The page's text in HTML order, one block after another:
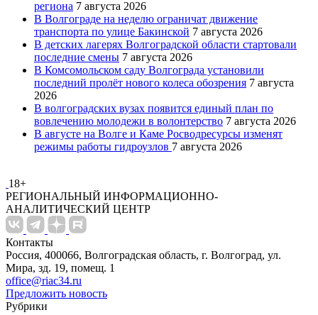
региона 7 августа 2026
В Волгограде на неделю ограничат движение
транспорта по улице Бакинской 7 августа 2026
В детских лагерях Волгоградской области стартовали
последние смены 7 августа 2026
В Комсомольском саду Волгограда установили
последний пролёт нового колеса обозрения 7 августа
2026
В волгоградских вузах появится единый план по
вовлечению молодежи в волонтерство 7 августа 2026
В августе на Волге и Каме Росводресурсы изменят
режимы работы гидроузлов 7 августа 2026
18+
РЕГИОНАЛЬНЫЙ ИНФОРМАЦИОННО-
АНАЛИТИЧЕСКИЙ ЦЕНТР
Контакты
Россия, 400066, Волгоградская область, г. Волгоград, ул.
Мира, зд. 19, помещ. 1
office@riac34.ru
Предложить новость
Рубрики